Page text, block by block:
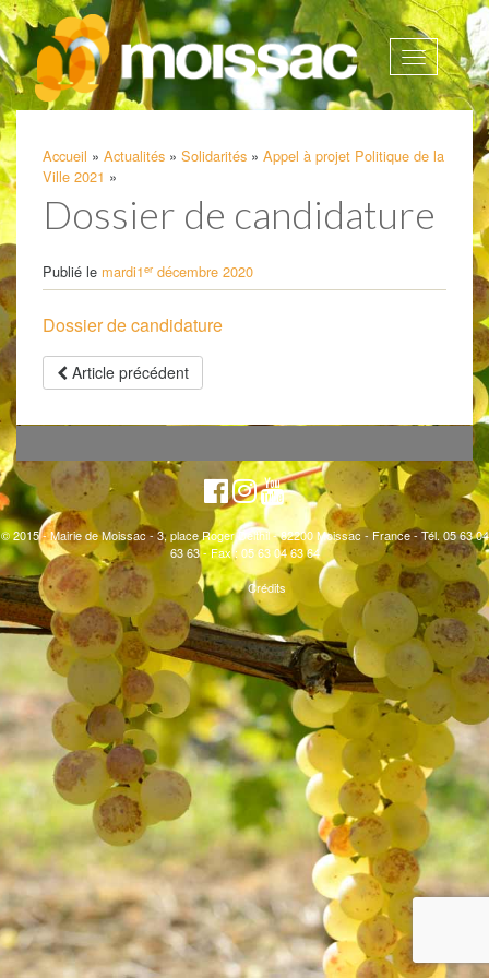
Afficher
la
Accueil » Actualités » Solidarités » Appel à projet Politique de la
Ville 2021 »
Dossier de candidature
Publié le mardi1er décembre 2020
Dossier de candidature
Article précédent
© 2015 - Mairie de Moissac - 3, place Roger Delthil - 82200 Moissac - France - Tél. 05 63 04
63 63 - Fax : 05 63 04 63 64
Crédits